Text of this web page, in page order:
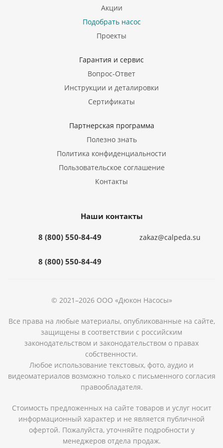
Акции
Подобрать насос
Проекты
Гарантия и сервис
Вопрос-Ответ
Инструкции и деталировки
Сертификаты
Партнерская программа
Полезно знать
Политика конфиденциальности
Пользовательское соглашение
Контакты
Наши контакты
8 (800) 550-84-49
8 (800) 550-84-49
zakaz@calpeda.su
© 2021–2026 ООО «Дюкон Насосы»
Все права на любые материалы, опубликованные на сайте,
защищены в соответствии с российским
законодательством и законодательством о правах
собственности.
Любое использование текстовых, фото, аудио и
видеоматериалов возможно только с письменного согласия
правообладателя.
Стоимость предложенных на сайте товаров и услуг носит
информационный характер и не является публичной
офертой. Пожалуйста, уточняйте подробности у
менеджеров отдела продаж.